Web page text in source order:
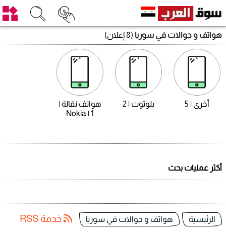
هواتف و جوالات في سوريا (8 إعلان)
أخرى | 5 بلوثوت | 2
هواتف نقالة |
Nokia | 1
أكثر عمليات بحث
الرئيسية هواتف و جوالات في سوريا خدمة RSS